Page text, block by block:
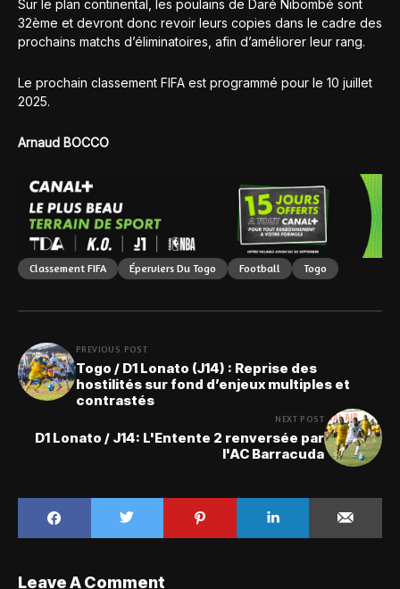
Sur le plan continental, les poulains de Daré Nibombé sont
32ème et devront donc revoir leurs copies dans le cadre des
prochains matchs d’éliminatoires, afin d’améliorer leur rang.
Le prochain classement FIFA est programmé pour le 10 juillet
2025.
Arnaud BOCCO
Classement FIFA Éperviers Du Togo Football Togo
PREVIOUS POST
Togo / D1 Lonato (J14) : Reprise des
hostilités sur fond d’enjeux multiples et
contrastés
NEXT POST
D1 Lonato / J14: L'Entente 2 renversée par
l'AC Barracuda
Leave A Comment